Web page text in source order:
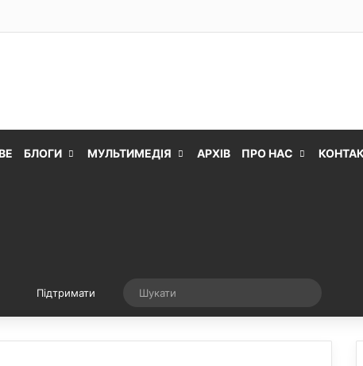
БЛОГИ МУЛЬТИМЕДІЯ АРХІВ ПРО НАС
Підтримати Випадкова стаття